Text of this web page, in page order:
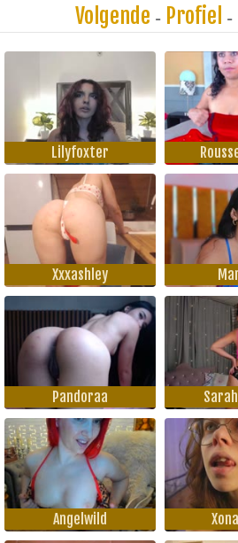
Volgende - Profiel -
Lilyfoxter
Xxxashley
Pandoraa
Angelwild